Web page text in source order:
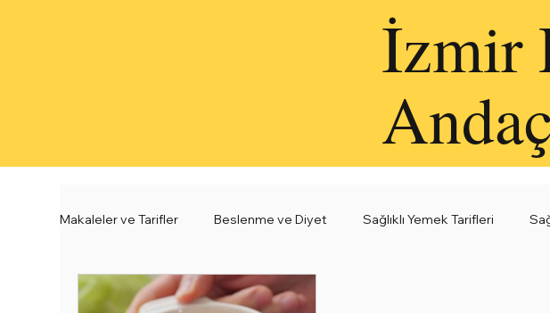
İzmir
Makaleler ve Tarifler Beslenme ve Diyet Sağlıklı Yemek Tarifleri
Sağlıklı Çorba Tarifleri Sağlıklı Atıştırmalık Tarifleri